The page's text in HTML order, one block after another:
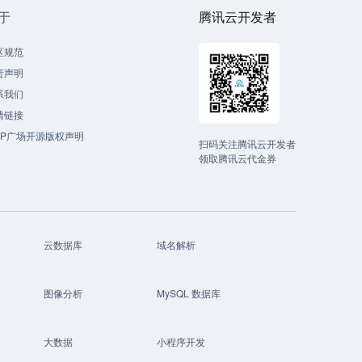
规范
声明
我们
链接
广场开源版权声明
腾讯云开发者
扫码关注腾讯云开发者
领取腾讯云代金券
云数据库 域名解析
图像分析 MySQL 数据库
大数据 小程序开发